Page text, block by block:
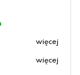
więcej
więcej